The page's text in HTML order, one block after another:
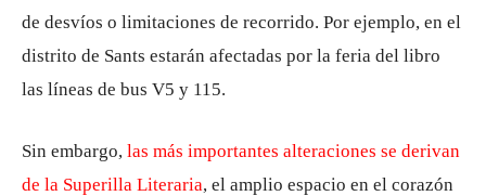
de desvíos o limitaciones de recorrido. Por ejemplo, en el
distrito de Sants estarán afectadas por la feria del libro
las líneas de bus V5 y 115.
Sin embargo, las más importantes alteraciones se derivan
de la Superilla Literaria, el amplio espacio en el corazón